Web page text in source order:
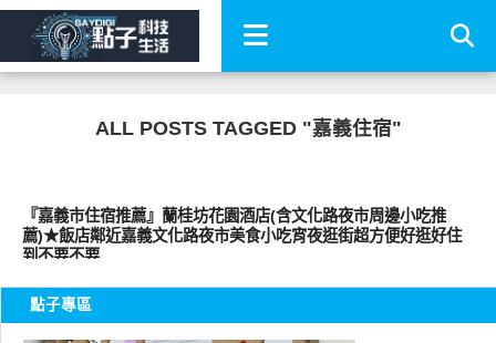
ALL POSTS TAGGED "嘉義住宿"
『嘉義市住宿推薦』蘭桂坊花園酒店(含文化路夜市周邊小吃推
薦)★飯店鄰近嘉義文化路夜市美食小吃宵夜逛街超方便好逛好住
到不要不要
點子專區